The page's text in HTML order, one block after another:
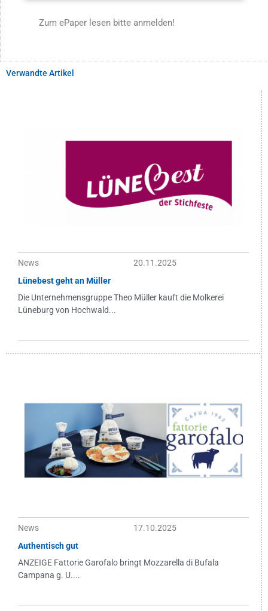
Zum ePaper lesen bitte anmelden!
Verwandte Artikel
News
20.11.2025
Lünebest geht an Müller
Die Unternehmensgruppe Theo Müller kauft die Molkerei
Lüneburg von Hochwald...
News
17.10.2025
Authentisch gut
ANZEIGE Fattorie Garofalo bringt Mozzarella di Bufala
Campana g. U....